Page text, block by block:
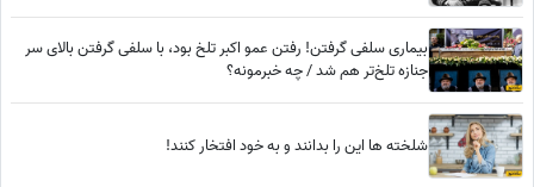
بیماری سلفی گرفتن! رفتن عمو اکبر تلخ بود، با سلفی گرفتن بالای سر
جنازه تلخ‌تر هم شد / چه خبرمونه؟
شلخته ها این را بدانند و به خود افتخار کنند!